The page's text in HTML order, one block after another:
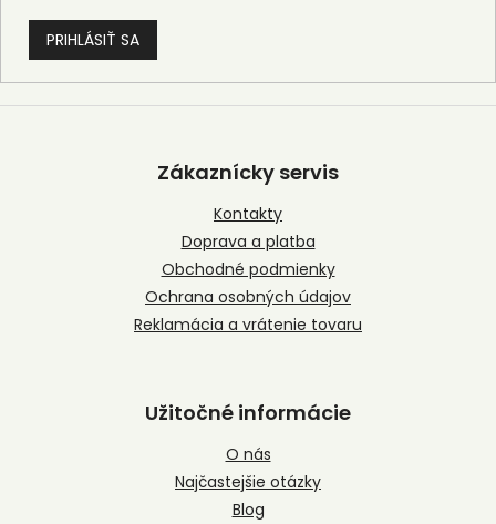
PRIHLÁSIŤ SA
Z
Zákaznícky servis
Kontakty
Doprava a platba
Obchodné podmienky
Ochrana osobných údajov
Reklamácia a vrátenie tovaru
Užitočné informácie
O nás
Najčastejšie otázky
Blog